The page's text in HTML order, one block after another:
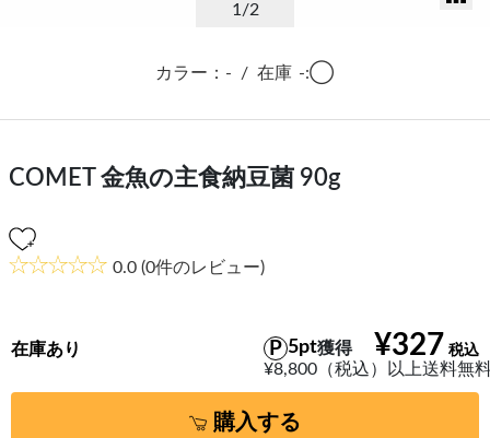
1/2
カラー：- / 在庫 -:◯
COMET 金魚の主食納豆菌 90g
0.0 (0件のレビュー)
¥327
5pt獲得
¥8,800（税込）以上送料無
在庫あり
購入する